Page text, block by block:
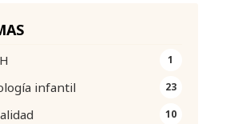
1
infantil 23
10